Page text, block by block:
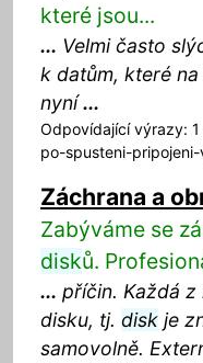
které jsou...
... Velmi často
k datům, které
nyní...
Odpovídající výrazy:
po-spusteni-
Záchrana a
Zabýváme se
disků.
... příčin. Každá
disku, tj. diskje
samovolně.